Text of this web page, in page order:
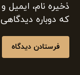
ذخیره نام، ایمیل
که دوباره
فرستادن دیدگاه